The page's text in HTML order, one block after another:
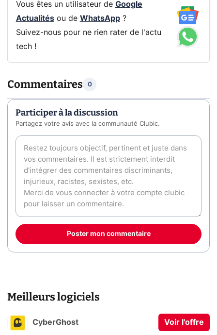
Vous êtes un utilisateur de Google
Actualitésou de WhatsApp?
Suivez-nous pour ne rien rater de l'actu
tech !
Commentaires 0
Participer à la discussion
Partagez votre avis avec la communauté Clubic.
Poster mon commentaire
Meilleurs logiciels
CyberGhost Voir l'offre